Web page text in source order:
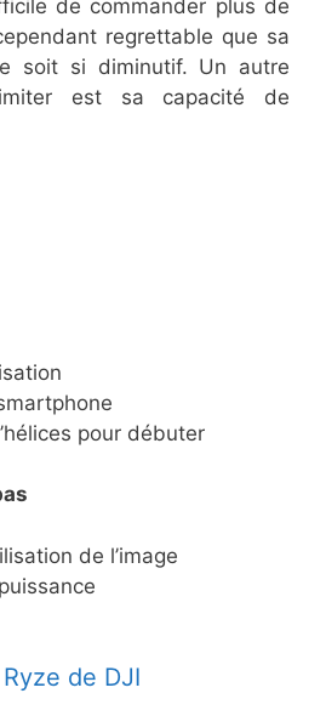
de commander plus de
regrettable que sa
soit si diminutif. Un autre
est sa capacité de
pour débuter
de l’image
de DJI